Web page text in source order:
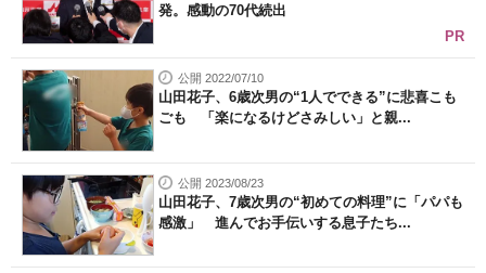
発。感動の70代続出
PR
公開 2022/07/10
山田花子、6歳次男の“1人でできる”に悲喜こも
ごも 「楽になるけどさみしい」と親...
公開 2023/08/23
山田花子、7歳次男の“初めての料理”に「パパも
感激」 進んでお手伝いする息子たち...